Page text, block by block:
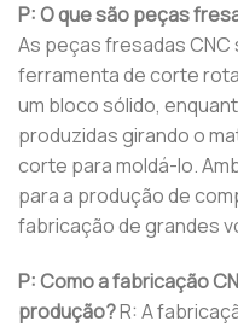
P: O que são peças
As peças fresadas CNC
ferramenta de corte
um bloco sólido,
produzidas girando o
corte para moldá-lo.
para a produção de
fabricação de grandes
P: Como a fabricação
produção?R: A